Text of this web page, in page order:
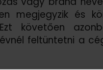
megjegyzik és
követően
feltüntetni a